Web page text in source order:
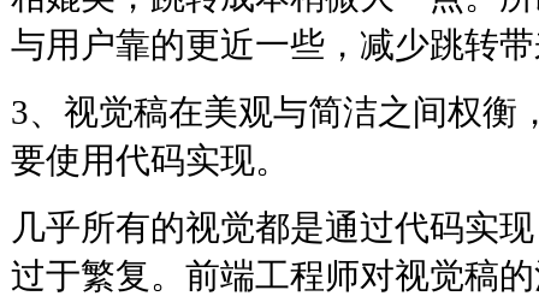
与用户靠的更近一些，减少跳转
3、视觉稿在美观与简洁之间权衡
要使用代码实现。
几乎所有的视觉都是通过代码实
过于繁复。前端工程师对视觉稿